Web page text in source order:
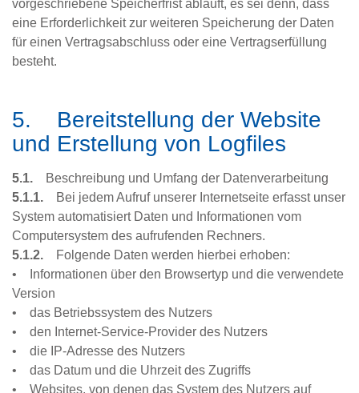
vorgeschriebene Speicherfrist abläuft, es sei denn, dass
eine Erforderlichkeit zur weiteren Speicherung der Daten
für einen Vertragsabschluss oder eine Vertragserfüllung
besteht.
5. Bereitstellung der Website
und Erstellung von Logfiles
5.1. Beschreibung und Umfang der Datenverarbeitung
5.1.1. Bei jedem Aufruf unserer Internetseite erfasst unser
System automatisiert Daten und Informationen vom
Computersystem des aufrufenden Rechners.
5.1.2.
Folgende Daten werden hierbei erhoben:
• Informationen über den Browsertyp und die verwendete
Version
• das Betriebssystem des Nutzers
• den Internet-Service-Provider des Nutzers
• die IP-Adresse des Nutzers
• das Datum und die Uhrzeit des Zugriffs
• Websites, von denen das System des Nutzers auf